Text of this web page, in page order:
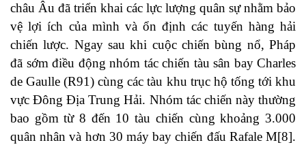
châu Âu đã triển khai các lực lượng quân sự nhằm bảo
vệ lợi ích của mình và ổn định các tuyến hàng hải
chiến lược. Ngay sau khi cuộc chiến bùng nổ, Pháp
đã sớm điều động nhóm tác chiến tàu sân bay Charles
de Gaulle (R91) cùng các tàu khu trục hộ tống tới khu
vực Đông Địa Trung Hải. Nhóm tác chiến này thường
bao gồm từ 8 đến 10 tàu chiến cùng khoảng 3.000
quân nhân và hơn 30 máy bay chiến đấu Rafale M[8].